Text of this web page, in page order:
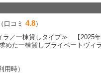
（口コミ 4.8）
／一棟貸しタイプ≫ 【2025年
めた一棟貸しプライベートヴィ
用時）